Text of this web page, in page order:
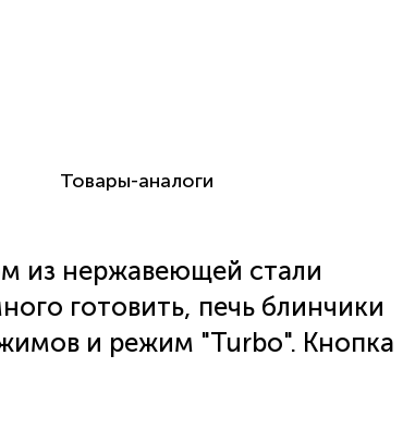
Товары-аналоги
из нержавеющей стали
готовить, печь блинчики
и режим "Turbo". Кнопка